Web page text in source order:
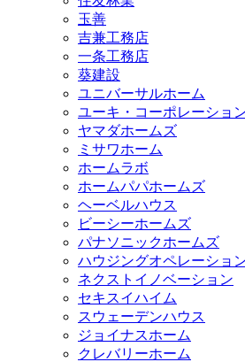
玉善
吉兼工務店
一条工務店
葵建設
ユニバーサルホーム
ユーキ・コーポレーショ
ヤマダホームズ
ミサワホーム
ホームラボ
ホームパパホームズ
ヘーベルハウス
ビーシーホームズ
パナソニックホームズ
ハウジングオペレーショ
ネクストイノベーション
セキスイハイム
スウェーデンハウス
ジョイナスホーム
クレバリーホーム